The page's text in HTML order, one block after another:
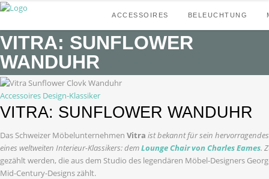
ACCESSOIRES BELEUCHTUNG
VITRA: SUNFLOWER
WANDUHR
Accessoires Design-Klassiker
VITRA: SUNFLOWER WANDUHR
Das Schweizer Möbelunternehmen Vitra ist bekannt für sein
eines weltweiten Interieur-Klassikers: demLounge Chair von Charles Eames.
gezählt werden, die aus dem Studio des legendären Möbel-Designers
Mid-Century-Designs zählt.